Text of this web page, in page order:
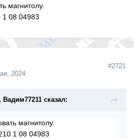
магнитолу.
08 04983
2024
#2721
Вадим77211 сказал:
магнитолу.
1 08 04983